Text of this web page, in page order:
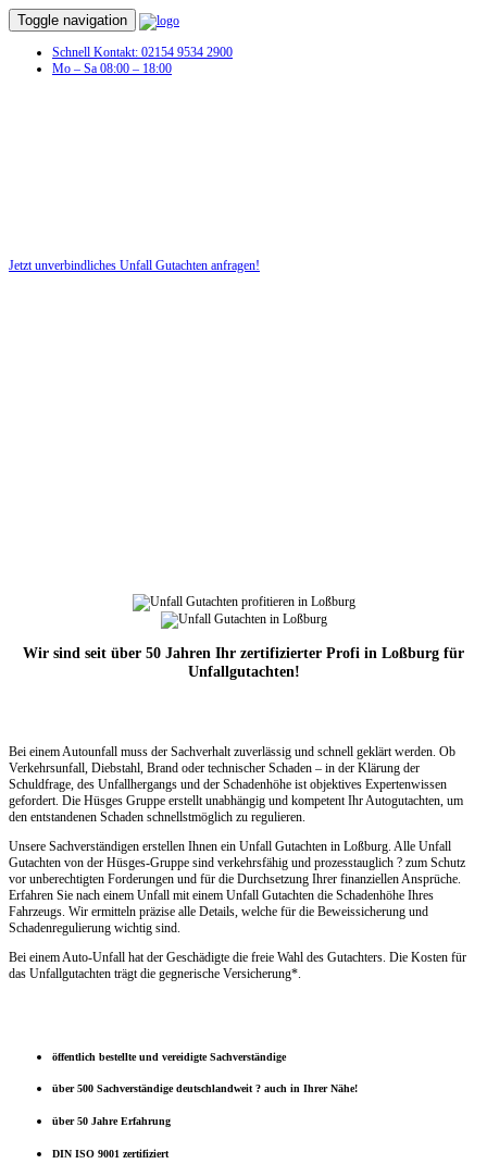
Toggle navigation
Schnell Kontakt: 02154 9534 2900
Mo – Sa 08:00 – 18:00
Jetzt unverbindliches Unfall Gutachten anfragen!
Wir sind seit über 50 Jahren Ihr zertifizierter Profi in Loßburg für
Unfallgutachten!
Bei einem Autounfall muss der Sachverhalt zuverlässig und schnell geklärt werden. Ob
Verkehrsunfall, Diebstahl, Brand oder technischer Schaden – in der Klärung der
Schuldfrage, des Unfallhergangs und der Schadenhöhe ist objektives Expertenwissen
gefordert. Die Hüsges Gruppe erstellt unabhängig und kompetent Ihr Autogutachten, um
den entstandenen Schaden schnellstmöglich zu regulieren.
Unsere Sachverständigen erstellen Ihnen ein Unfall Gutachten in Loßburg. Alle Unfall
Gutachten von der Hüsges-Gruppe sind verkehrsfähig und prozesstauglich ? zum Schutz
vor unberechtigten Forderungen und für die Durchsetzung Ihrer finanziellen Ansprüche.
Erfahren Sie nach einem Unfall mit einem Unfall Gutachten die Schadenhöhe Ihres
Fahrzeugs. Wir ermitteln präzise alle Details, welche für die Beweissicherung und
Schadenregulierung wichtig sind.
Bei einem Auto-Unfall hat der Geschädigte die freie Wahl des Gutachters. Die Kosten für
das Unfallgutachten trägt die gegnerische Versicherung*.
öffentlich bestellte und vereidigte Sachverständige
über 500 Sachverständige deutschlandweit ? auch in Ihrer Nähe!
über 50 Jahre Erfahrung
DIN ISO 9001 zertifiziert